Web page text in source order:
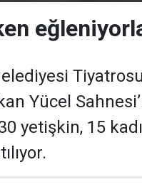
Yücel
yetişkin, 15